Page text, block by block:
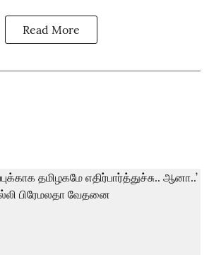
Read More